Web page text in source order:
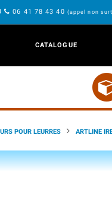
06 41 78 43 40 (appel non
CATALOGUE
POUR LEURRES ARTLINE